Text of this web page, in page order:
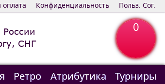
Польз. Сог.
Конфиденциальность
оплата
России
СНГ
Ретро Атрибутика
Турниры
0